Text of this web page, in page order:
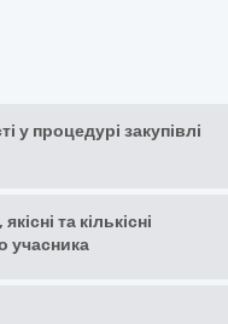
у процедурі закупівлі
та кількісні
учасника